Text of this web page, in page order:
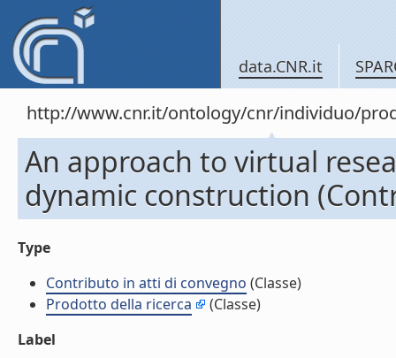
data.CNR.it
http://www.cnr.it/ontology/cnr/individuo/
An approach to virtual
dynamic construction
Type
Contributo in atti di convegno (Classe)
Prodotto della ricerca
(Classe)
Label